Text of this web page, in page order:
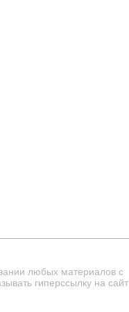
любых материалов с
гиперссылку на сайт